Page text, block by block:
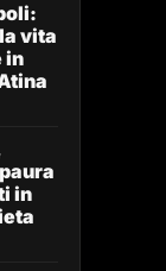
vita
in
in